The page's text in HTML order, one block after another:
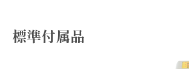
標準付属品